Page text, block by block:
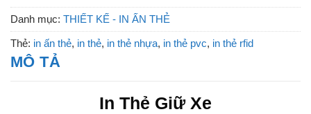
Danh mục: THIẾT KẾ - IN ẤN THẺ
Thẻ: in ấn thẻ, in thẻ, in thẻ nhựa, in thẻ pvc, in thẻ rfid
MÔ TẢ
In Thẻ Giữ Xe